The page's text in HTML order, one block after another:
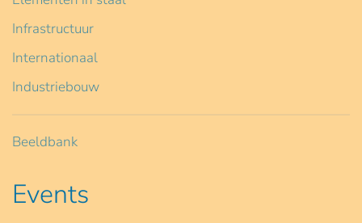
Infrastructuur
Internationaal
Industriebouw
Beeldbank
Events